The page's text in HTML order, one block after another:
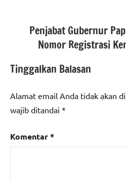
Penjabat Gubernur
Nomor Registrasi
Tinggalkan Balasan
Alamat email Anda tidak akan
wajib ditandai *
Komentar*